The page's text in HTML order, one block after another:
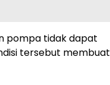
pompa tidak dapat
tersebut membuat